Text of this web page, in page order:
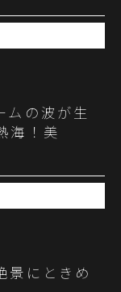
ムの波が生
海！美
にときめ